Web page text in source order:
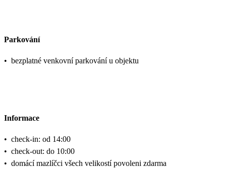
Parkování
• bezplatné venkovní parkování u objektu
Informace
• check-in: od 14:00
• check-out: do 10:00
• domácí mazlíčci všech velikostí povoleni zdarma